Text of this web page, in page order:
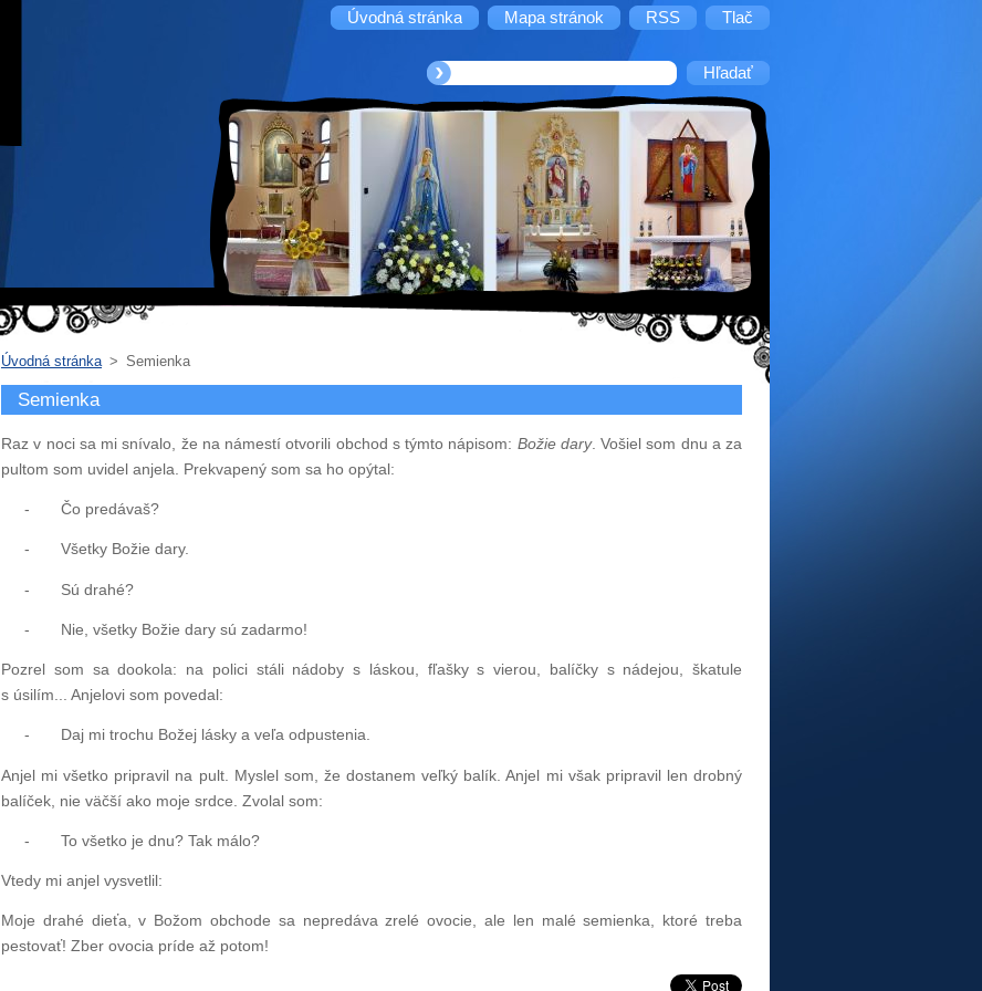
Úvodná stránka Mapa stránok RSS Tlač
Úvodná stránka > Semienka
Semienka
Raz v noci sa mi snívalo, že na námestí otvorili obchod s týmto nápisom: Božie dary. Vošiel som dnu a za
pultom som uvidel anjela. Prekvapený som sa ho opýtal:
- Čo predávaš?
- Všetky Božie dary.
- Sú drahé?
- Nie, všetky Božie dary sú zadarmo!
Pozrel som sa dookola: na polici stáli nádoby s láskou, fľašky s vierou, balíčky s nádejou, škatule
s úsilím... Anjelovi som povedal:
- Daj mi trochu Božej lásky a veľa odpustenia.
Anjel mi všetko pripravil na pult. Myslel som, že dostanem veľký balík. Anjel mi však pripravil len drobný
balíček, nie väčší ako moje srdce. Zvolal som:
- To všetko je dnu? Tak málo?
Vtedy mi anjel vysvetlil:
Moje drahé dieťa, v Božom obchode sa nepredáva zrelé ovocie, ale len malé semienka, ktoré treba
pestovať! Zber ovocia príde až potom!